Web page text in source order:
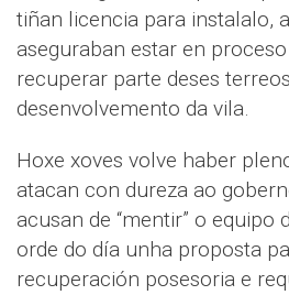
tiñan licencia para instalalo,
aseguraban estar en
recuperar parte deses
desenvolvemento da vila.
Hoxe xoves volve haber
atacan con dureza ao
acusan de “mentir” o equipo
orde do día unha proposta
recuperación posesoria e